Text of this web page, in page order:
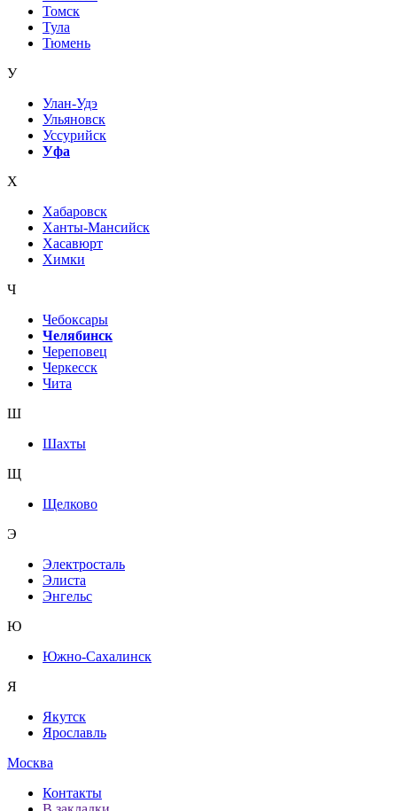
Томск
Тула
Тюмень
У
Улан-Удэ
Ульяновск
Уссурийск
Уфа
Х
Хабаровск
Ханты-Мансийск
Хасавюрт
Химки
Ч
Чебоксары
Челябинск
Череповец
Черкесск
Чита
Ш
Шахты
Щ
Щелково
Э
Электросталь
Элиста
Энгельс
Ю
Южно-Сахалинск
Я
Якутск
Ярославль
Москва
Контакты